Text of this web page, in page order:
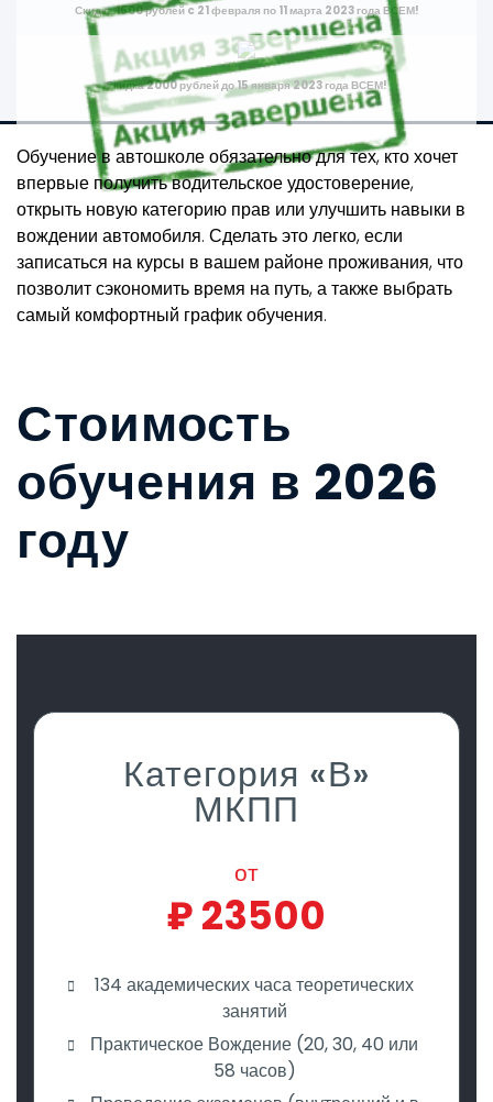
Скидка 1500 рублей c 21 февраля по 11 марта 2023 года ВСЕМ!
Скидка 2000 рублей до 15 января 2023 года ВСЕМ!
Обучение в автошколе обязательно для тех, кто хочет
впервые получить водительское удостоверение,
открыть новую категорию прав или улучшить навыки в
вождении автомобиля. Сделать это легко, если
записаться на курсы в вашем районе проживания, что
позволит сэкономить время на путь, а также выбрать
самый комфортный график обучения.
Стоимость
обучения в 2026
году
Категория «В»
МКПП
от
₽23500
134 академических часа теоретических
занятий
Практическое Вождение (20, 30, 40 или
58 часов)